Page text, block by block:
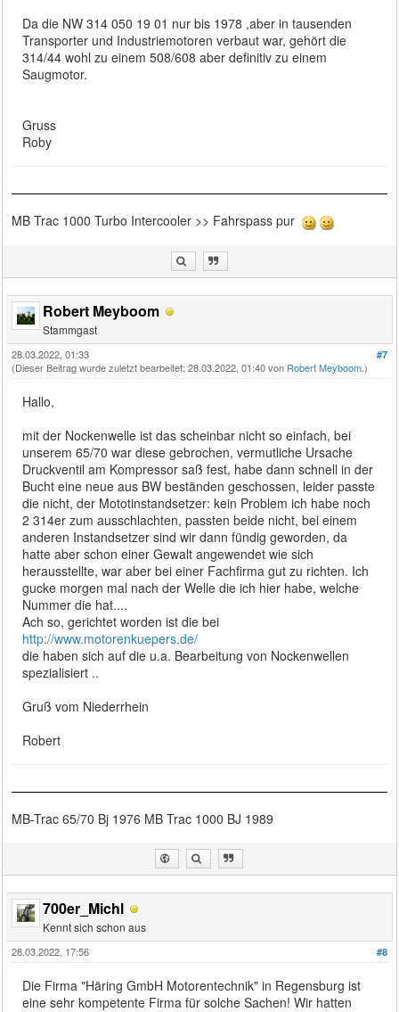
Da die NW 314 050 19 01 nur bis 1978 ,aber in tausenden
Transporter und Industriemotoren verbaut war, gehört die
314/44 wohl zu einem 508/608 aber definitiv zu einem
Saugmotor.
Gruss
Roby
MB Trac 1000 Turbo Intercooler >> Fahrspass pur
Robert Meyboom
Stammgast
#7
28.03.2022, 01:33
(Dieser Beitrag wurde zuletzt bearbeitet: 28.03.2022, 01:40 von Robert Meyboom.)
Hallo,
mit der Nockenwelle ist das scheinbar nicht so einfach, bei
unserem 65/70 war diese gebrochen, vermutliche Ursache
Druckventil am Kompressor saß fest, habe dann schnell in der
Bucht eine neue aus BW beständen geschossen, leider passte
die nicht, der Mototinstandsetzer: kein Problem ich habe noch
2 314er zum ausschlachten, passten beide nicht, bei einem
anderen Instandsetzer sind wir dann fündig geworden, da
hatte aber schon einer Gewalt angewendet wie sich
herausstellte, war aber bei einer Fachfirma gut zu richten. Ich
gucke morgen mal nach der Welle die ich hier habe, welche
Nummer die hat....
Ach so, gerichtet worden ist die bei
http://www.motorenkuepers.de/
die haben sich auf die u.a. Bearbeitung von Nockenwellen
spezialisiert ..
Gruß vom Niederrhein
Robert
MB-Trac 65/70 Bj 1976 MB Trac 1000 BJ 1989
700er_Michl
Kennt sich schon aus
#8
28.03.2022, 17:56
Die Firma "Häring GmbH Motorentechnik" in Regensburg ist
eine sehr kompetente Firma für solche Sachen! Wir hatten